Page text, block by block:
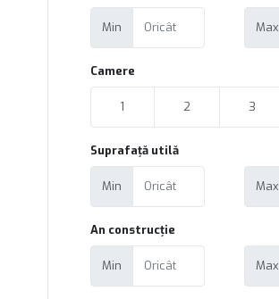
Min Max
Camere
1 2 3
Suprafață utilă
Min Max
An construcție
Min Max